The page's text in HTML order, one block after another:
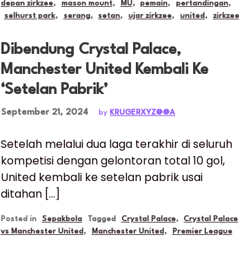
depan zirkzee, mason mount, MU, pemain, pertandingan,
selhurst park, serang, setan, ujar zirkzee, united , zirkzee
Dibendung Crystal Palace,
Manchester United Kembali Ke
‘Setelan Pabrik’
Posted on
September 21, 2024 by KRUGERXYZ@@A
Setelah melalui dua laga terakhir di seluruh
kompetisi dengan gelontoran total 10 gol,
United kembali ke setelan pabrik usai
ditahan […]
Posted in Sepakbola Tagged Crystal Palace,
Crystal Palace
vs Manchester United , Manchester United , Premier League